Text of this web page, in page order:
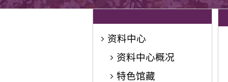
资料中心
资料中心概况
特色馆藏